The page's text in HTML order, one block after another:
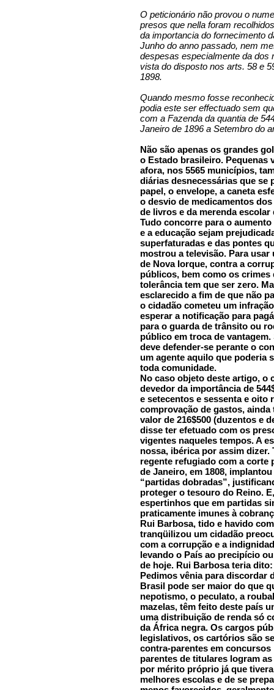
O peticionário não provou o
presos que nella foram
da importancia do fornecimento
Junho do anno passado, nem
despesas especialmente da dos
vista do disposto nos arts. 58 e
1898.
Quando mesmo fosse
podia este ser effectuado sem
com a Fazenda da quantia de
Janeiro de 1896 a Setembro do
Não são apenas os grandes
o Estado brasileiro. Pequenas
afora, nos 5565 municípios,
diárias desnecessárias que se
papel, o envelope, a caneta
o desvio de medicamentos
de livros e da merenda
Tudo concorre para o
e a educação sejam
superfaturadas e das pontes
mostrou a televisão. Para
de Nova Iorque, contra a
públicos, bem como os crimes
tolerância tem que ser zero.
esclarecido a fim de que não
o cidadão cometeu um
esperar a notificação para
para o guarda de trânsito ou
público em troca de
deve defender-se perante o
um agente aquilo que poderia
toda comunidade.
No caso objeto deste artigo, o
devedor da importância de
e setecentos e sessenta e oito
comprovação de gastos,
valor de 216$500 (duzentos e
disse ter efetuado com os
vigentes naqueles tempos. A
nossa, ibérica por assim dizer.
regente refugiado com a corte
de Janeiro, em 1808,
“partidas dobradas”,
proteger o tesouro do Reino.
espertinhos que em partidas
praticamente imunes à
Rui Barbosa, tido e havido
tranqüilizou um cidadão
com a corrupção e a
levando o País ao precipício
de hoje. Rui Barbosa teria
Pedimos vênia para discordar
Brasil pode ser maior do que
nepotismo, o peculato, a
mazelas, têm feito deste país
uma distribuição de renda só
da África negra. Os cargos
legislativos, os cartórios são
contra-parentes em
parentes de titulares logram
por mérito próprio já que
melhores escolas e de se